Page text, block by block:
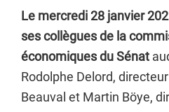
Le mercredi 28 janvier
ses collègues de la
économiques du Sénat
Rodolphe Delord,
Beauval et Martin Böye,